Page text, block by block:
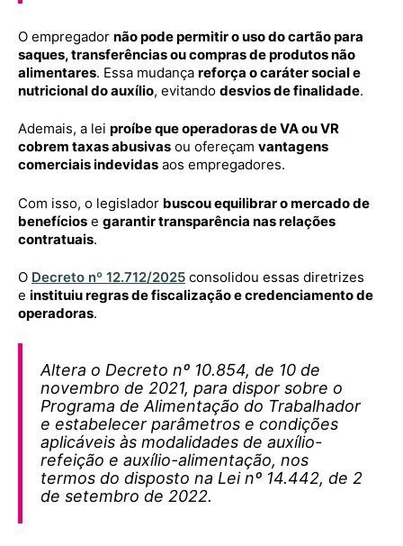
O empregador não pode permitir o uso do cartão para
saques, transferências ou compras de produtos não
alimentares. Essa mudança reforça o caráter social e
nutricional do auxílio, evitando desvios de finalidade.
Ademais, a lei proíbe que operadoras de VA ou VR
cobrem taxas abusivas ou ofereçam vantagens
comerciais indevidas aos empregadores.
Com isso, o legislador buscou equilibrar o mercado de
benefícios e garantir transparência nas relações
contratuais.
O Decreto nº 12.712/2025 consolidou essas diretrizes
e instituiu regras de fiscalização e credenciamento de
operadoras.
Altera o Decreto nº 10.854, de 10 de
novembro de 2021, para dispor sobre o
Programa de Alimentação do Trabalhador
e estabelecer parâmetros e condições
aplicáveis às modalidades de auxílio-
refeição e auxílio-alimentação, nos
termos do disposto na Lei nº 14.442, de 2
de setembro de 2022.